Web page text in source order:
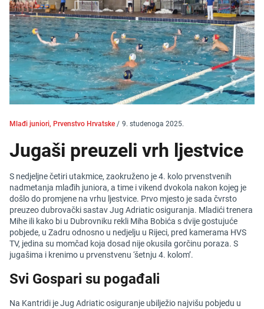
Mlađi juniori, Prvenstvo Hrvatske / 9. studenoga 2025.
Jugaši preuzeli vrh ljestvice
S nedjeljne četiri utakmice, zaokruženo je 4. kolo prvenstvenih
nadmetanja mlađih juniora, a time i vikend dvokola nakon kojeg je
došlo do promjene na vrhu ljestvice. Prvo mjesto je sada čvrsto
preuzeo dubrovački sastav Jug Adriatic osiguranja. Mladići trenera
Mihe ili kako bi u Dubrovniku rekli Miha Bobića s dvije gostujuće
pobjede, u Zadru odnosno u nedjelju u Rijeci, pred kamerama HVS
TV, jedina su momčad koja dosad nije okusila gorčinu poraza. S
jugašima i krenimo u prvenstvenu ‘šetnju 4. kolom’.
Svi Gospari su pogađali
Na Kantridi je Jug Adriatic osiguranje ubilježio najvišu pobjedu u